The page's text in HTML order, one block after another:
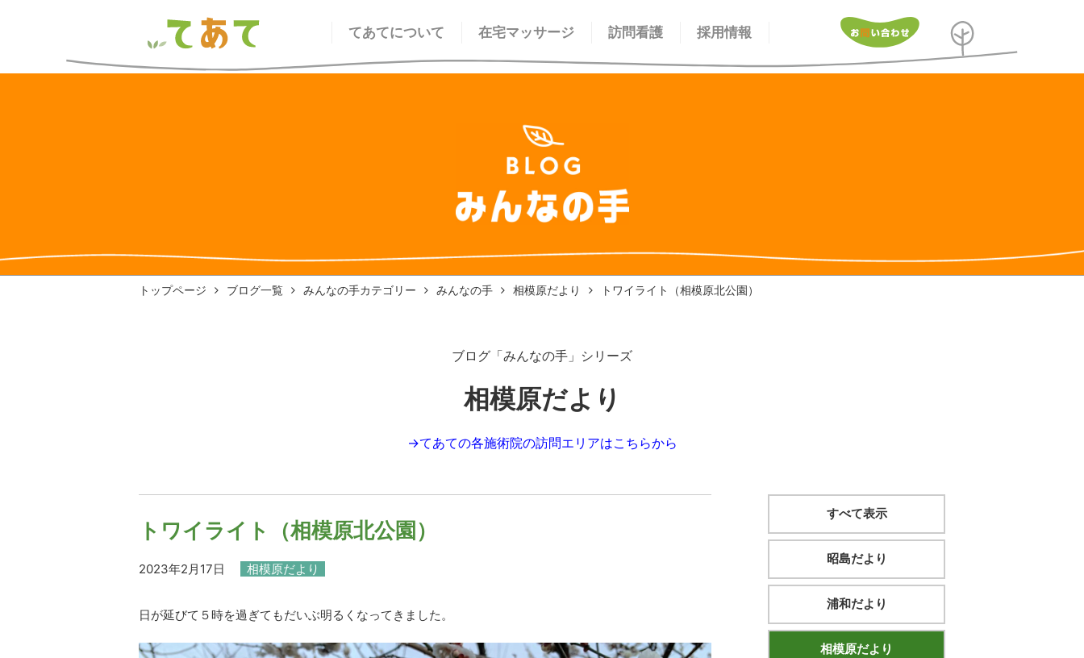
てあてについて 在宅マッサージ 訪問看護 採用情報
トップページ ブログ一覧 みんなの手カテゴリー みんなの手 相模原だより トワイライト（相模原北公園）
ブログ「みんなの手」シリーズ
相模原だより
→てあての各施術院の訪問エリアはこちらから
トワイライト（相模原北公園）
2023年2月17日 相模原だより
日が延びて５時を過ぎてもだいぶ明るくなってきました。
すべて表示
昭島だより
浦和だより
相模原だより